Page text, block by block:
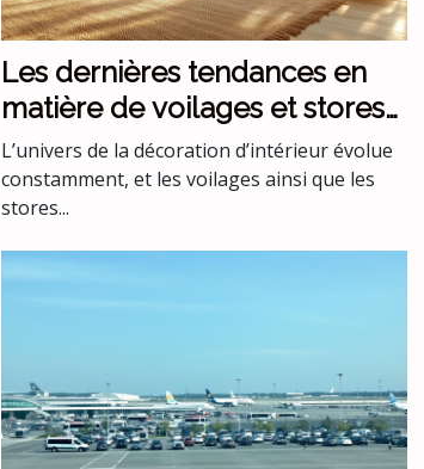
Les dernières tendances en
matière de voilages et stores
pour intérieurs
L’univers de la décoration d’intérieur évolue
constamment, et les voilages ainsi que les
stores...